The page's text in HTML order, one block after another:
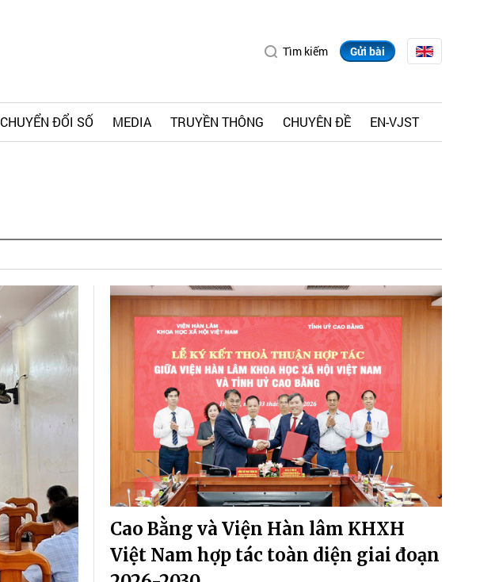
Tìm kiếm Gửi bài
CHUYỂN ĐỔI SỐ MEDIA TRUYỀN THÔNG CHUYÊN ĐỀ EN-VJST
Cao Bằng và Viện Hàn lâm KHXH
Việt Nam hợp tác toàn diện giai đoạn